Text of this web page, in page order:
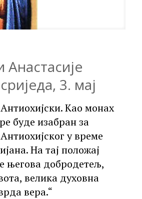
3. мај
Као монах
буде изабран за
у време
На тај положај
његова добродетељ,
велика духовна
вера.“